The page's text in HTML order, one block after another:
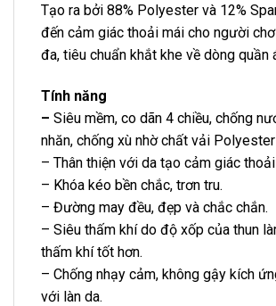
Tạo ra bởi 88% Polyester và 12%
đến cảm giác thoải mái cho người
đa, tiêu chuẩn khắt khe về dòng quần
Tính năng
– Siêu mềm, co dãn 4 chiều, chống
nhăn, chống xù nhờ chất vải
– Thân thiện với da tạo cảm giác
– Khóa kéo bền chắc, trơn tru.
– Đường may đều, đẹp và chắc chắn.
– Siêu thấm khí do độ xốp của thun
thấm khí tốt hơn.
– Chống nhạy cảm, không gậy kích
với làn da.